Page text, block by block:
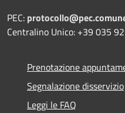
PEC:
Centralino Unico: +39 035
Prenotazione
Segnalazione disservizio
Leggi le FAQ